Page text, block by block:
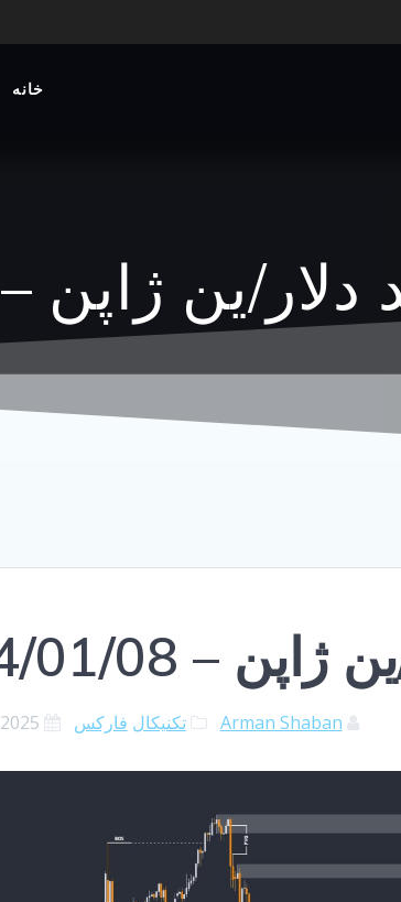
خانه
ین ژاپن – 1404/01/08
– 1404/01/08
Arman Shaban تکنیکال فارکس 2025-03-28